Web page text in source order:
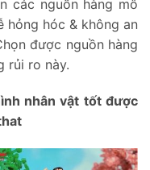
các nguồn hàng mô
hỏng hóc & không an
được nguồn hàng
rủi ro này.
nhân vật tốt được